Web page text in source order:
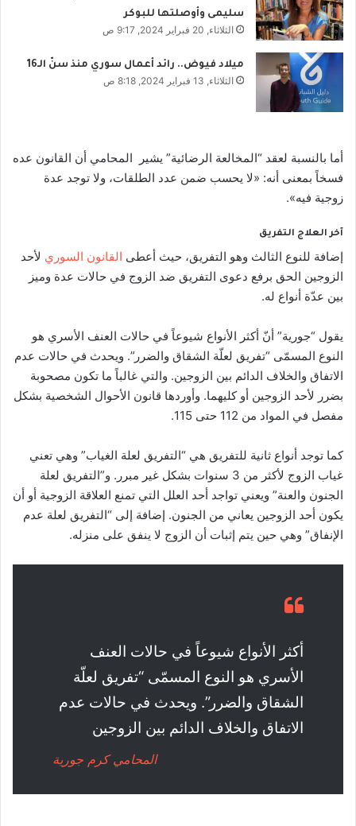
سليمى وأوصلتها للبوكر
الثلاثاء, 20 فبراير 2024, 9:17 ص
ميلاد فيوض.. رائد أعمال سوري منذ سنّ الـ16
الثلاثاء, 13 فبراير 2024, 8:18 ص
أما بالنسبة لعقد “المخالعة الرضائية” يشير المحامي أن القانون عده
فسخاً بمعنى أنه: «لا يحسب ضمن عدد الطلقات، ولا توجد عدة
زوجية فيه».
آخر العلاج التفريق
إضافة للنوع الثالث وهو التفريق، حيث أعطى القانون السوري لأحد
الزوجين الحق برفع دعوى التفريق ضد الزوج في حالات عدة وميز
بين عدّة أنواع له.
يقول “جورية” أنّ أكثر الأنواع شيوعاً في حالات العنف الأسري هو
النوع المسمّى “تفريق لعلّة الشقاق والضرر”. ويحدث في حالات عدم
الاتفاق والخلاف الدائم بين الزوجين. والتي غالباً ما تكون مصحوبة
بضرر لأحد الزوجين أو كليهما. وأوردها قانون الأحوال الشخصية بشكل
مفصل في المواد من 112 حتى 115.
كما توجد أنواع ثانية للتفريق هي “التفريق لعلة الغياب” وهي تعني
غياب الزوج لأكثر من 3 سنوات بشكل غير مبرر. و”التفريق لعلة
الجنون والعنة” ويعني تواجد أحد العلل التي تمنع العلاقة الزوجية أو أن
يكون أحد الزوجين يعاني من الجنون. إضافة إلى “التفريق لعلة عدم
الإنفاق” وهي حين يتم إثبات أن الزوج لا ينفق على منزله.
أكثر الأنواع شيوعاً في حالات العنف
الأسري هو النوع المسمّى “تفريق لعلّة
الشقاق والضرر”. ويحدث في حالات عدم
الاتفاق والخلاف الدائم بين الزوجين
المحامي كرم جورية